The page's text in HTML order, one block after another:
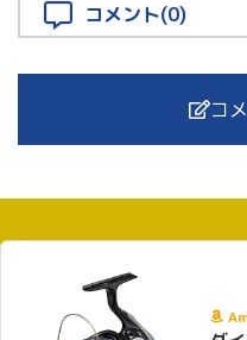
コメント(0)
コ